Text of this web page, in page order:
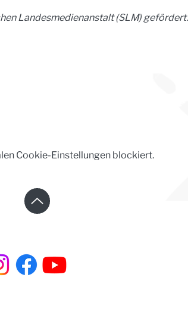
Landesmedienanstalt (SLM) gefördert.
Cookie-Einstellungen blockiert.